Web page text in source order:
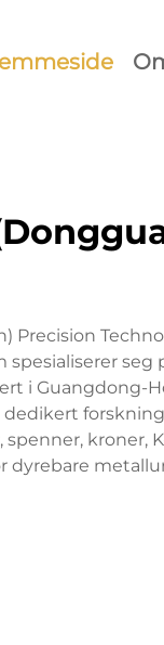
Precision
spesialiserer
i Guangdong-
spenner, kroner,
dyrebare